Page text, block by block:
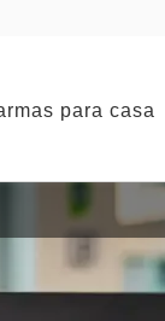
para casa